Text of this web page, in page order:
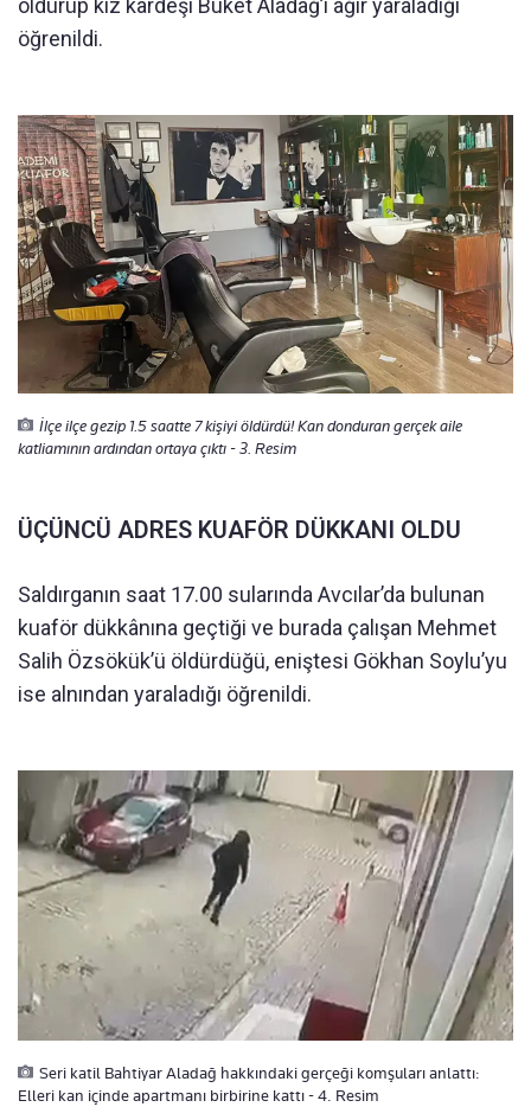
öldürüp kız kardeşi Buket Aladağ’ı ağır yaraladığı
öğrenildi.
İlçe ilçe gezip 1.5 saatte 7 kişiyi öldürdü! Kan donduran gerçek aile
katliamının ardından ortaya çıktı - 3. Resim
ÜÇÜNCÜ ADRES KUAFÖR DÜKKANI OLDU
Saldırganın saat 17.00 sularında Avcılar’da bulunan
kuaför dükkânına geçtiği ve burada çalışan Mehmet
Salih Özsökük’ü öldürdüğü, eniştesi Gökhan Soylu’yu
ise alnından yaraladığı öğrenildi.
Seri katil Bahtiyar Aladağ hakkındaki gerçeği komşuları anlattı:
Elleri kan içinde apartmanı birbirine kattı - 4. Resim